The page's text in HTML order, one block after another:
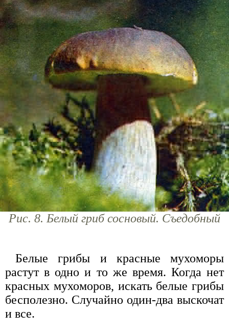
Рис. 8. Белый гриб сосновый. Съедобный
Белые грибы и красные мухоморы
растут в одно и то же время. Когда нет
красных мухоморов, искать белые грибы
бесполезно. Случайно один-два выскочат
и все.